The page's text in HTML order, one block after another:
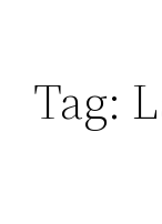
Tag: